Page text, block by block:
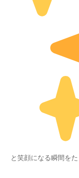
と笑顔になる瞬間を